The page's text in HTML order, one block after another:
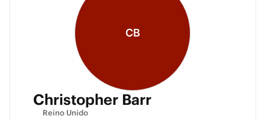
CB
Christopher Barr
Reino Unido